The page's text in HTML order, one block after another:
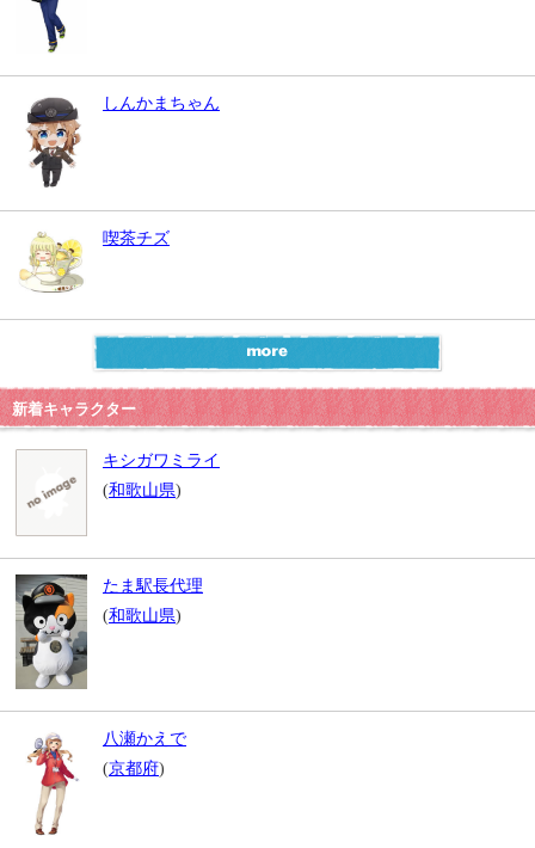
しんかまちゃん
喫茶チズ
新着キャラクター
キシガワミライ
(和歌山県)
たま駅長代理
(和歌山県)
八瀬かえで
(京都府)